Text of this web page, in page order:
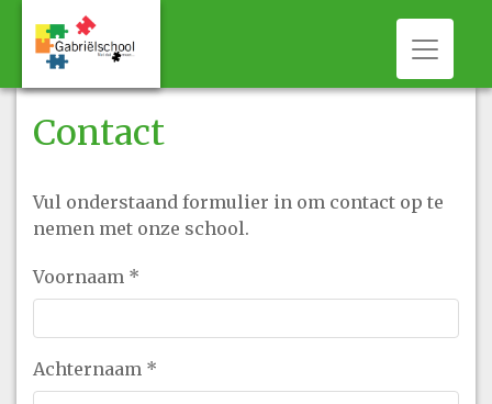
Contact
Vul onderstaand formulier in om contact op te
nemen met onze school.
Voornaam *
Achternaam *